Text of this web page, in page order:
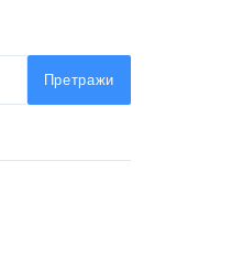
Претражи